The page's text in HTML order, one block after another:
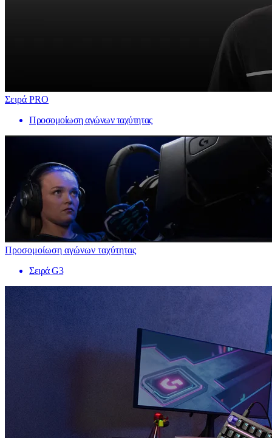
Σειρά PRO
Προσομοίωση αγώνων ταχύτητας
Προσομοίωση αγώνων ταχύτητας
Σειρά G3